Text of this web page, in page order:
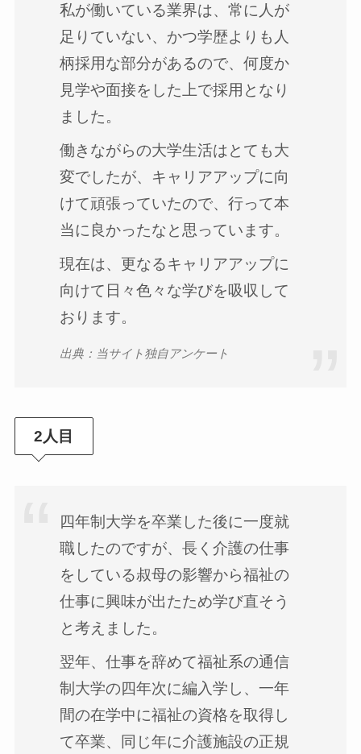
私が働いている業界は、常に人が
足りていない、かつ学歴よりも人
柄採用な部分があるので、何度か
見学や面接をした上で採用となり
ました。
働きながらの大学生活はとても大
変でしたが、キャリアアップに向
けて頑張っていたので、行って本
当に良かったなと思っています。
現在は、更なるキャリアアップに
向けて日々色々な学びを吸収して
おります。
出典：当サイト独自アンケート
2人目
四年制大学を卒業した後に一度就
職したのですが、長く介護の仕事
をしている叔母の影響から福祉の
仕事に興味が出たため学び直そう
と考えました。
翌年、仕事を辞めて福祉系の通信
制大学の四年次に編入学し、一年
間の在学中に福祉の資格を取得し
て卒業、同じ年に介護施設の正規